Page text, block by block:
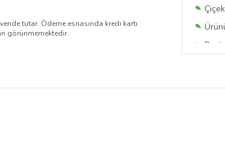
Bu
tutar. Ödeme esnasında kredi kartı
görünmemektedir.